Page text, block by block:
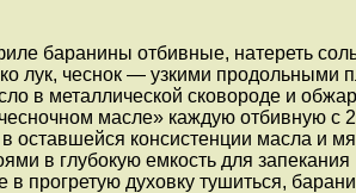
баранины отбивные, натереть
лук, чеснок — узкими продольными
в металлической сковороде и
масле» каждую отбивную с
оставшейся консистенции масла и
в глубокую емкость для
в прогретую духовку тушиться,